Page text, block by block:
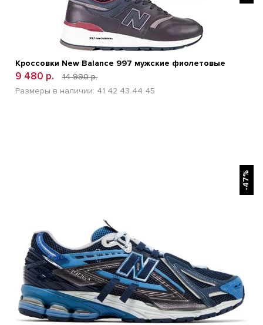
Кроссовки New Balance 997 мужские фиолетовые
9 480 р.
14 990 р.
Размеры в наличии: 41 42 43 44 45
-47%